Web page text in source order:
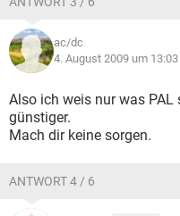
ac/dc
4. August 2009 um 13:03
Also ich weis nur was
günstiger.
Mach dir keine sorgen.
ANTWORT 4 / 6